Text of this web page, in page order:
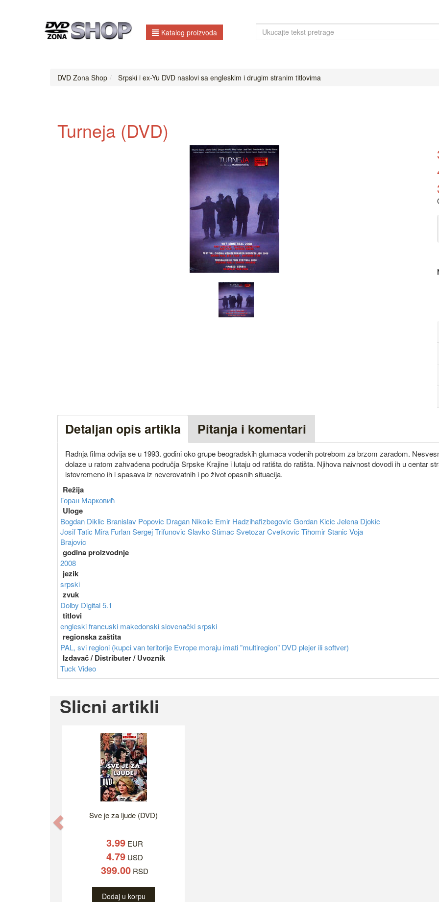
Katalog proizvoda
DVD Zona Shop Srpski i ex-Yu DVD naslovi sa engleskim i drugim stranim titlovima
Turneja (DVD)
Detaljan opis artikla Pitanja i komentari
Radnja filma odvija se u 1993. godini oko grupe beogradskih glumaca vođenih potrebom za brzom zaradom.
dolaze u ratom zahvaćena područja Srpske Krajine i lutaju od ratišta do ratišta. Njihova naivnost dovodi ih u centar
istovremeno ih i spasava iz neverovatnih i po život opasnih situacija.
Režija
Горан Марковић
Uloge
Bogdan Diklic Branislav Popovic Dragan Nikolic Emir Hadzihafizbegovic Gordan Kicic Jelena Djokic
Josif Tatic Mira FurlanSergej Trifunovic Slavko Stimac Svetozar Cvetkovic Tihomir Stanic Voja
Brajovic
godina proizvodnje
2008
jezik
srpski
zvuk
Dolby Digital 5.1
titlovi
engleskifrancuski makedonskislovenačkisrpski
regionska zaštita
PAL, svi regioni (kupci van teritorije Evrope moraju imati "multiregion" DVD plejer ili softver)
Izdavač / Distributer / Uvoznik
Tuck Video
Slicni artikli
Sve je za ljude (DVD)
3.99 EUR
4.79 USD
399.00 RSD
Dodaj u korpu
Previous